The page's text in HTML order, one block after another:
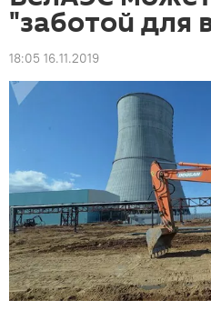
"заботой для
18:05 16.11.2019